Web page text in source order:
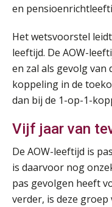
en
Het wetsvoorstel
leeftijd. De AOW-
en zal als gevolg van
koppeling in de
dan bij de 1-op-1-
Vijf jaar van
De AOW-leeftijd is
is daarvoor nog
pas gevolgen heeft
verder, is deze
SEP
SD Worx
17
SEP
21
SEP
24
SEP